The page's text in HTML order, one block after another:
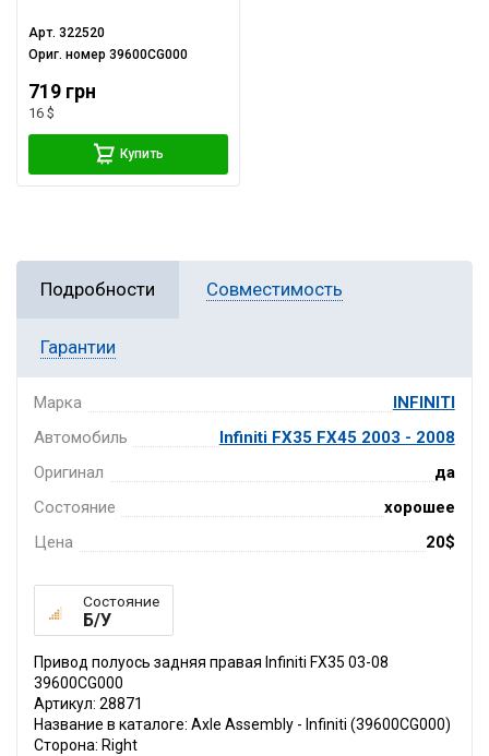
Арт.322520
Ориг. номер39600CG000
719 грн
16 $
Купить
Подробности Совместимость
Гарантии
Марка
INFINITI
Автомобиль
Infiniti FX35 FX45 2003 - 2008
Оригинал
да
Состояние
хорошее
Цена
20$
Состояние
Б/У
Привод полуось задняя правая Infiniti FX35 03-08
39600CG000
Артикул: 28871
Название в каталоге: Axle Assembly - Infiniti (39600CG000)
Сторона: Right